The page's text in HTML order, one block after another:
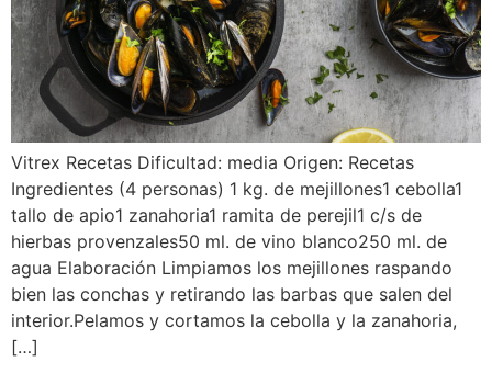
Vitrex Recetas Dificultad: media Origen: Recetas
Ingredientes (4 personas) 1 kg. de mejillones1 cebolla1
tallo de apio1 zanahoria1 ramita de perejil1 c/s de
hierbas provenzales50 ml. de vino blanco250 ml. de
agua Elaboración Limpiamos los mejillones raspando
bien las conchas y retirando las barbas que salen del
interior.Pelamos y cortamos la cebolla y la zanahoria,
[…]